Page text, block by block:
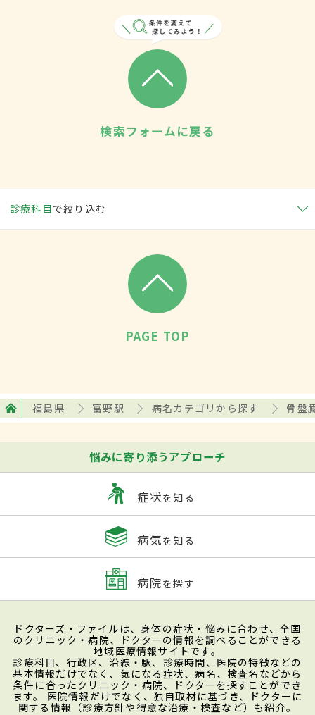
検索フォームに戻る
診療科目で絞り込む
PAGE TOP
福島県 富野駅 病名カテゴリから探す 骨盤
悩みに寄り添うアプローチ
症状を知る
病気を知る
病院を探す
ドクターズ・ファイルは、身体の症状・悩みに合わせ、全国
のクリニック・病院、ドクターの情報を調べることができる
地域医療情報サイトです。
診療科目、行政区、沿線・駅、診療時間、医院の特徴などの
基本情報だけでなく、気になる症状、病名、検査名などから
条件に合ったクリニック・病院、ドクターを探すことができ
ます。 医院情報だけでなく、独自取材に基づき、ドクターに
関する情報（診療方針や得意な治療・検査など）も紹介。